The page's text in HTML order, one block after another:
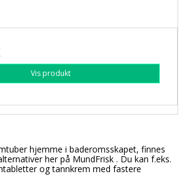
Vis produkt
hjemme i baderomsskapet, finnes
her på MundFrisk . Du kan f.eks.
og tannkrem med fastere